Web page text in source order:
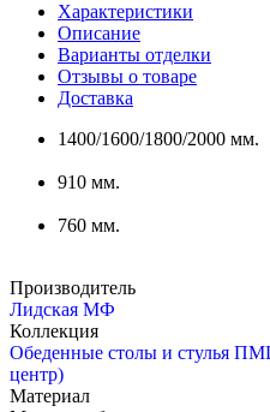
Характеристики
Описание
Варианты отделки
Отзывы о товаре
Доставка
1400/1600/1800/2000 мм.
910 мм.
760 мм.
Производитель
Лидская МФ
Коллекция
Обеденные столы и стулья
центр)
Материал